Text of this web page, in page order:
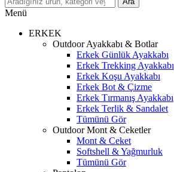
Menü
ERKEK
Outdoor Ayakkabı & Botlar
Erkek Günlük Ayakkabı
Erkek Trekking Ayakkabı
Erkek Koşu Ayakkabı
Erkek Bot & Çizme
Erkek Tırmanış Ayakkabı
Erkek Terlik & Sandalet
Tümünü Gör
Outdoor Mont & Ceketler
Mont & Ceket
Softshell & Yağmurluk
Tümünü Gör